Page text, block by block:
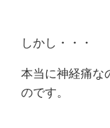
痛
は
つ
しかし・・・
本当に神経痛な
のです。